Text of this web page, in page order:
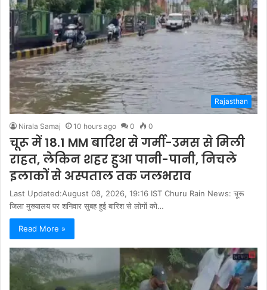
Rajasthan
Nirala Samaj 10 hours ago 0 0
चूरू में 18.1 MM बारिश से गर्मी-उमस से मिली
राहत, लेकिन शहर हुआ पानी-पानी, निचले
इलाकों से अस्पताल तक जलभराव
Last Updated:August 08, 2026, 19:16 IST Churu Rain News: चूरू
जिला मुख्यालय पर शनिवार सुबह हुई बारिश से लोगों को…
Read More »